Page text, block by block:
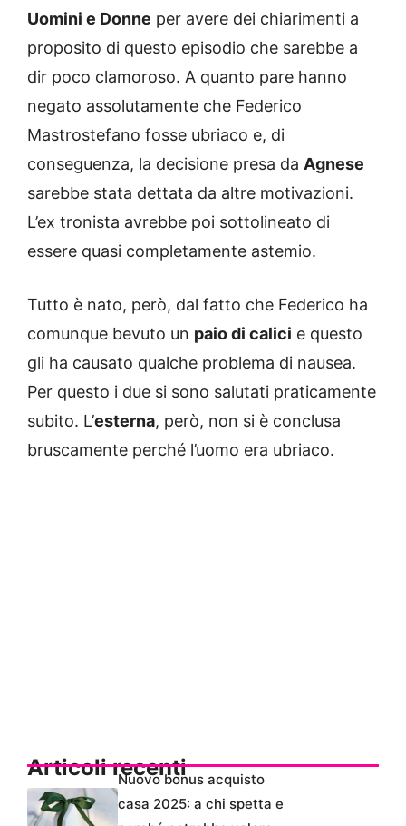
Uomini e Donne per avere dei chiarimenti a
proposito di questo episodio che sarebbe a
dir poco clamoroso. A quanto pare hanno
negato assolutamente che Federico
Mastrostefano fosse ubriaco e, di
conseguenza, la decisione presa da Agnese
sarebbe stata dettata da altre motivazioni.
L’ex tronista avrebbe poi sottolineato di
essere quasi completamente astemio.
Tutto è nato, però, dal fatto che Federico ha
comunque bevuto un paio di calici e questo
gli ha causato qualche problema di nausea.
Per questo i due si sono salutati praticamente
subito. L’esterna, però, non si è conclusa
bruscamente perché l’uomo era ubriaco.
Articoli recentiNuovo bonus acquisto
casa 2025: a chi spetta e